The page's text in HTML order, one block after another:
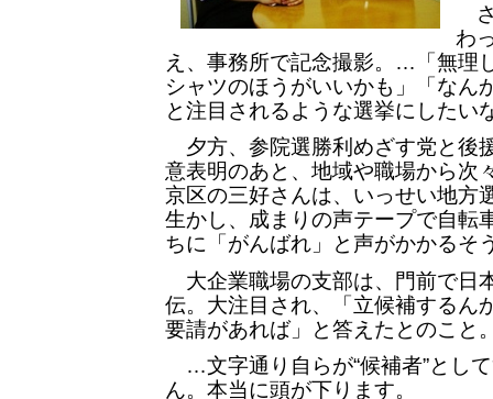
さ
わ
え、事務所で記念撮影。…「無理
シャツのほうがいいかも」「なん
と注目されるような選挙にしたい
夕方、参院選勝利めざす党と後
意表明のあと、地域や職場から次
京区の三好さんは、いっせい地方
生かし、成まりの声テープで自転
ちに「がんばれ」と声がかかるそ
大企業職場の支部は、門前で日
伝。大注目され、「立候補するん
要請があれば」と答えたとのこと
…文字通り自らが“候補者”とし
ん。本当に頭が下ります。